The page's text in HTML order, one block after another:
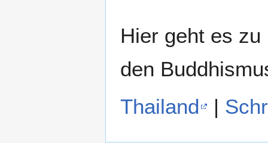
Hier geht es
den
Thailand
|